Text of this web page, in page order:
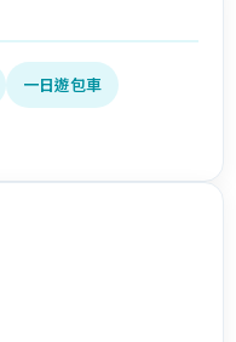
一日遊包車